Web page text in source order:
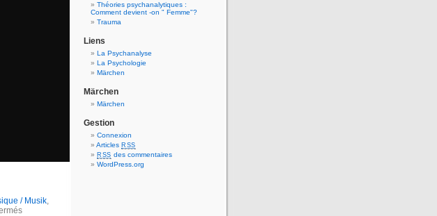
/ Musik,
Théories psychanalytiques :
Comment devient -on " Femme"?
Trauma
Liens
La Psychanalyse
La Psychologie
Märchen
Märchen
Märchen
Gestion
Connexion
Articles RSS
RSS des commentaires
WordPress.org